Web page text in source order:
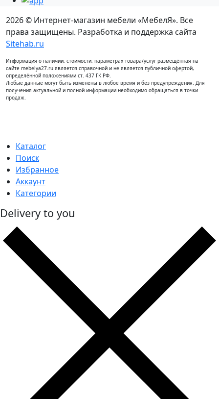
2026 © Интернет-магазин мебели «МебелЯ». Все
права защищены. Разработка и поддержка сайта
Sitehab.ru
Информация о наличии, стоимости, параметрах товара/услуг размещённая на
сайте mebelya27.ru является справочной и не является публичной офертой,
определённой положениями ст. 437 ГК РФ.
Любые данные могут быть изменены в любое время и без предупреждения. Для
получения актуальной и полной информации необходимо обращаться в точки
продаж.
Каталог
Поиск
Избранное
Аккаунт
Категории
Delivery to you